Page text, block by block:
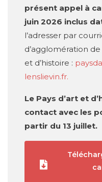
présent appel à
juin 2026 inclus
l’adresser par
d’agglomération de
et d’histoire :
lenslievin.fr.
Le Pays d’art et
contact avec les
partir du 13 juillet.